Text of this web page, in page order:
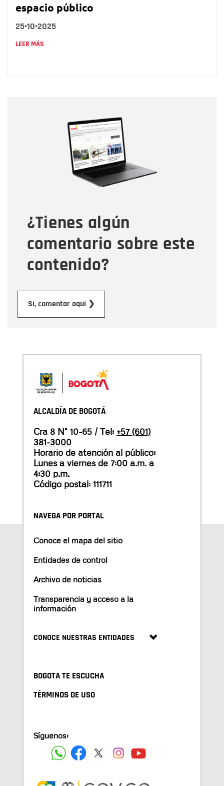
espacio público
25•10•2025
LEER MÁS
¿Tienes algún
comentario sobre este
contenido?
Sí, comentar aquí ❯
Correo electrónico
Tipo de comentario
Mensaje
ALCALDÍA DE BOGOTÁ
Cra 8 N° 10-65 / Tel: +57 (601)
381-3000
Horario de atención al público:
Lunes a viernes de 7:00 a.m. a
4:30 p.m.
Código postal: 111711
NAVEGA POR PORTAL
Conoce el mapa del sitio
Entidades de control
Archivo de noticias
Transparencia y acceso a la
información
CONOCE NUESTRAS ENTIDADES
BOGOTA TE ESCUCHA
TÉRMINOS DE USO
Síguenos: